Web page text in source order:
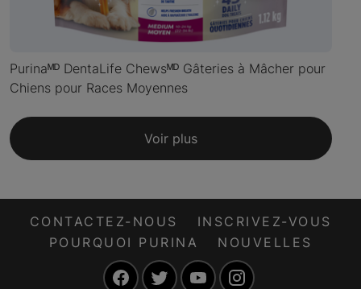
Purinaᴹᴰ DentaLife Chewsᴹᴰ Gâteries à Mâcher pour
Chiens pour Races Moyennes
Voir plus
CONTACTEZ-NOUS
INSCRIVEZ-VOUS
POURQUOI PURINA
NOUVELLES
FacebookTwitter YouTube